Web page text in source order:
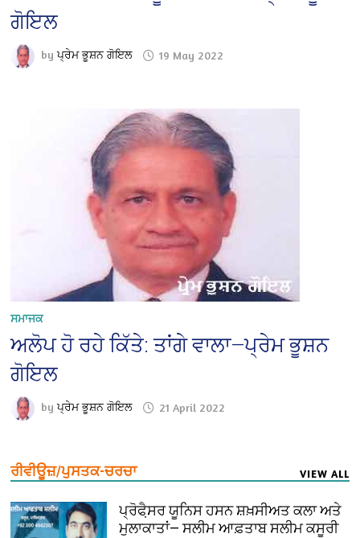
ਗੋਇਲ
byਪ੍ਰੇਮ ਭੂਸ਼ਨ ਗੋਇਲ 19 May 2022
ਸਮਾਜਕ
ਅਲੋਪ ਹੋ ਰਹੇ ਕਿੱਤੇ: ਤਾਂਗੇ ਵਾਲਾ—ਪ੍ਰੇਮ ਭੂਸ਼ਨ
ਗੋਇਲ
byਪ੍ਰੇਮ ਭੂਸ਼ਨ ਗੋਇਲ 21 April 2022
ਰੀਵੀਊਜ਼/ਪੁਸਤਕ-ਚਰਚਾ VIEW ALL
ਪ੍ਰੋਫੈ਼ਸਰ ਯੂਨਿਸ ਹਸਨ ਸ਼ਖ਼ਸੀਅਤ ਕਲਾ ਅਤੇ
ਮੁਲਾਕਾਤਾਂ— ਸਲੀਮ ਆਫ਼ਤਾਬ ਸਲੀਮ ਕਸੂਰੀ